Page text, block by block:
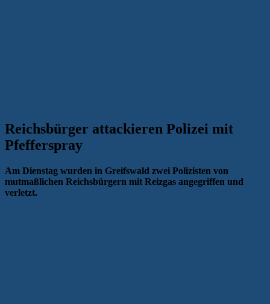
Reichsbürger attackieren Polizei mit
Pfefferspray
Am Dienstag wurden in Greifswald zwei Polizisten von
mutmaßlichen Reichsbürgern mit Reizgas angegriffen und
verletzt.